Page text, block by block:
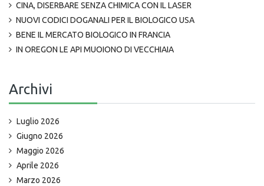
CINA, DISERBARE SENZA CHIMICA CON IL LASER
NUOVI CODICI DOGANALI PER IL BIOLOGICO USA
BENE IL MERCATO BIOLOGICO IN FRANCIA
IN OREGON LE API MUOIONO DI VECCHIAIA
Archivi
Luglio 2026
Giugno 2026
Maggio 2026
Aprile 2026
Marzo 2026